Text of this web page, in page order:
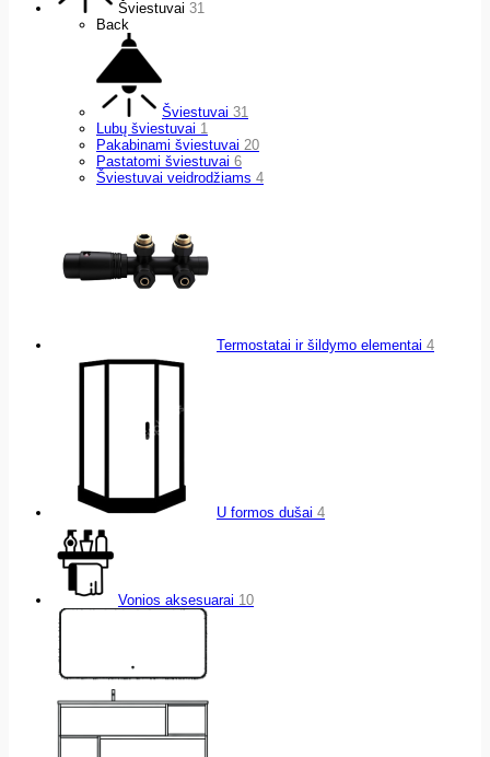
Šviestuvai 31
Back
Šviestuvai 31
Lubų šviestuvai 1
Pakabinami šviestuvai 20
Pastatomi šviestuvai 6
Šviestuvai veidrodžiams 4
Termostatai ir šildymo elementai 4
U formos dušai 4
Vonios aksesuarai 10